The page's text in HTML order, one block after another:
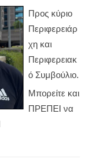
Προς κύριο
Περιφερειάρ
χη και
Περιφερειακ
ό Συμβούλιο.
Μπορείτε και
ΠΡΕΠΕΙ να